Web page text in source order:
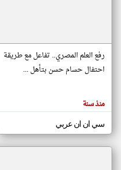
المقالات
الموجوده
هنا عن
رفع العلم المصري.. تفاعل مع طريقة
احتفال حسام حسن بتأهل ...
منذ سنة
سي ان ان عربي